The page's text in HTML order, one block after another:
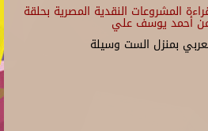
المشروعات النقدية المصرية بحلقة
أحمد يوسف علي
بمنزل الست وسيلة